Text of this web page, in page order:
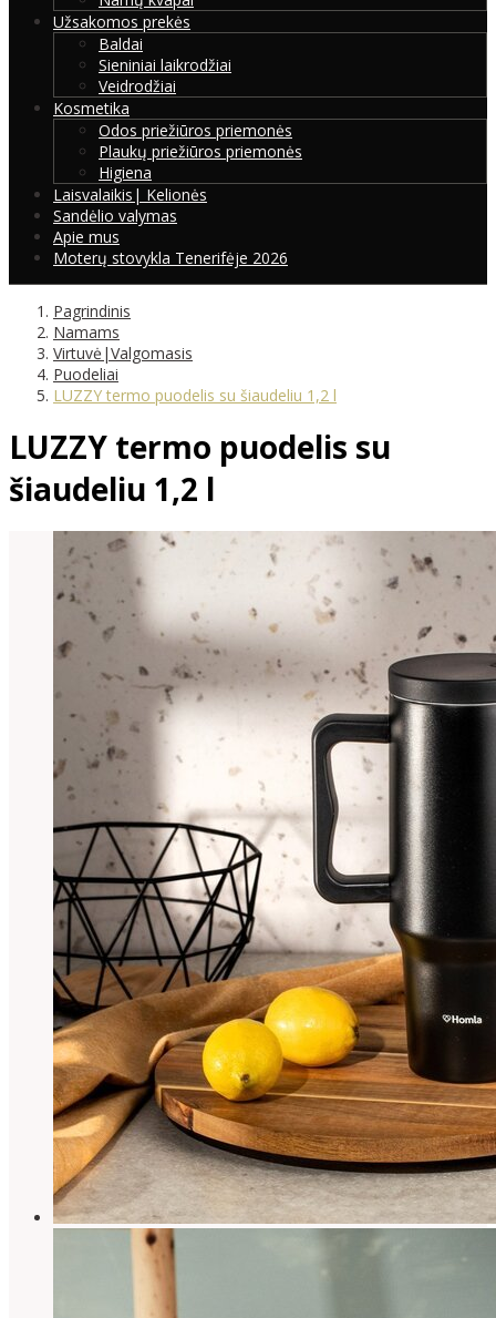
Užsakomos prekės
Baldai
Sieniniai laikrodžiai
Veidrodžiai
Kosmetika
Odos priežiūros priemonės
Plaukų priežiūros priemonės
Higiena
Laisvalaikis| Kelionės
Sandėlio valymas
Apie mus
Moterų stovykla Tenerifėje 2026
Pagrindinis
Namams
Virtuvė|Valgomasis
Puodeliai
LUZZY termo puodelis su šiaudeliu 1,2 l
LUZZY termo puodelis su
šiaudeliu 1,2 l